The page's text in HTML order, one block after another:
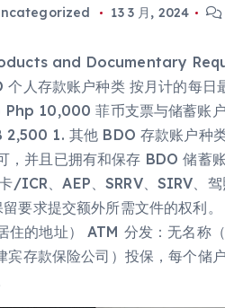
13 3 月, 2024
and Documentary
个人存款账户种类 按月计的每
Php 10,000 菲币支票与储蓄账
2,500 1. 其他 BDO 存款账户种
，并且已拥有和保存 BDO 储蓄
/ICR、AEP、SRRV、SIRV、
要求提交额外所需文件的权利
住的地址） ATM 分发：无名称
宾存款保险公司）投保，每个储